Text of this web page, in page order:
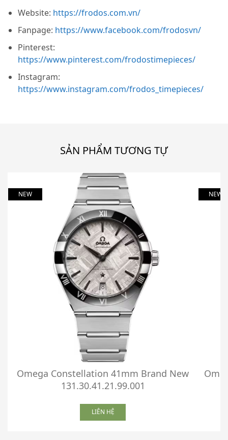
Website: https://frodos.com.vn/
Fanpage: https://www.facebook.com/frodosvn/
Pinterest:
https://www.pinterest.com/frodostimepieces/
Instagram:
https://www.instagram.com/frodos_timepieces/
SẢN PHẨM TƯƠNG TỰ
NEW
Omega Constellation 41mm Brand New
131.30.41.21.99.001
LIÊN HỆ
NEW